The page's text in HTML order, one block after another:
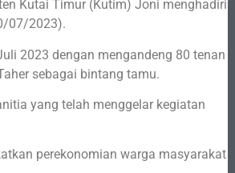
Kutai Timur (Kutim) Joni menghadiri
07/2023).
2023 dengan mengandeng 80 tenan
sebagai bintang tamu.
yang telah menggelar kegiatan
perekonomian warga masyarakat